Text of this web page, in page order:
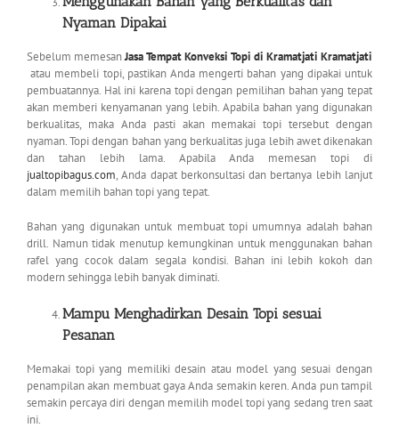
Nyaman Dipakai
Sebelum memesanJasa Tempat Konveksi Topi di Kramatjati Kramatjati
atau membeli topi, pastikan Anda mengerti bahan yang dipakai untuk
pembuatannya. Hal ini karena topi dengan pemilihan bahan yang tepat
akan memberi kenyamanan yang lebih. Apabila bahan yang digunakan
berkualitas, maka Anda pasti akan memakai topi tersebut dengan
nyaman. Topi dengan bahan yang berkualitas juga lebih awet dikenakan
dan tahan lebih lama. Apabila Anda memesan topi di
jualtopibagus.com, Anda dapat berkonsultasi dan bertanya lebih lanjut
dalam memilih bahan topi yang tepat.
Bahan yang digunakan untuk membuat topi umumnya adalah bahan
drill. Namun tidak menutup kemungkinan untuk menggunakan bahan
rafel yang cocok dalam segala kondisi. Bahan ini lebih kokoh dan
modern sehingga lebih banyak diminati.
Mampu Menghadirkan Desain Topi sesuai
Pesanan
Memakai topi yang memiliki desain atau model yang sesuai dengan
penampilan akan membuat gaya Anda semakin keren. Anda pun tampil
semakin percaya diri dengan memilih model topi yang sedang tren saat
ini.